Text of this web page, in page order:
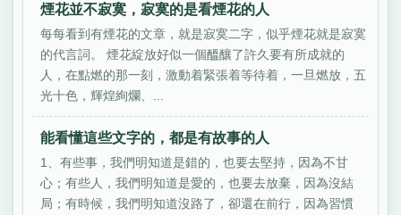
煙花並不寂寞，寂寞的是看煙花的人
每每看到有煙花的文章，就是寂寞二字，似乎煙花就是寂寞
的代言詞。 煙花綻放好似一個醞釀了許久要有所成就的
人，在點燃的那一刻，激動着緊張着等待着，一旦燃放，五
光十色，輝煌絢爛、...
能看懂這些文字的，都是有故事的人
1、有些事，我們明知道是錯的，也要去堅持，因為不甘
心；有些人，我們明知道是愛的，也要去放棄，因為沒結
局；有時候，我們明知道沒路了，卻還在前行，因為習慣